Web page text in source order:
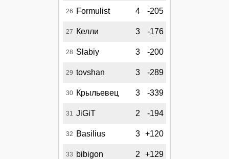
26 Formulist 4 -205
27 Келли 3 -176
28 Slabiy 3 -200
29 tovshan 3 -289
30 Крыльевец 3 -339
31 JiGiT 2 -194
32 Basilius 3 +120
33 bibigon 2 +129